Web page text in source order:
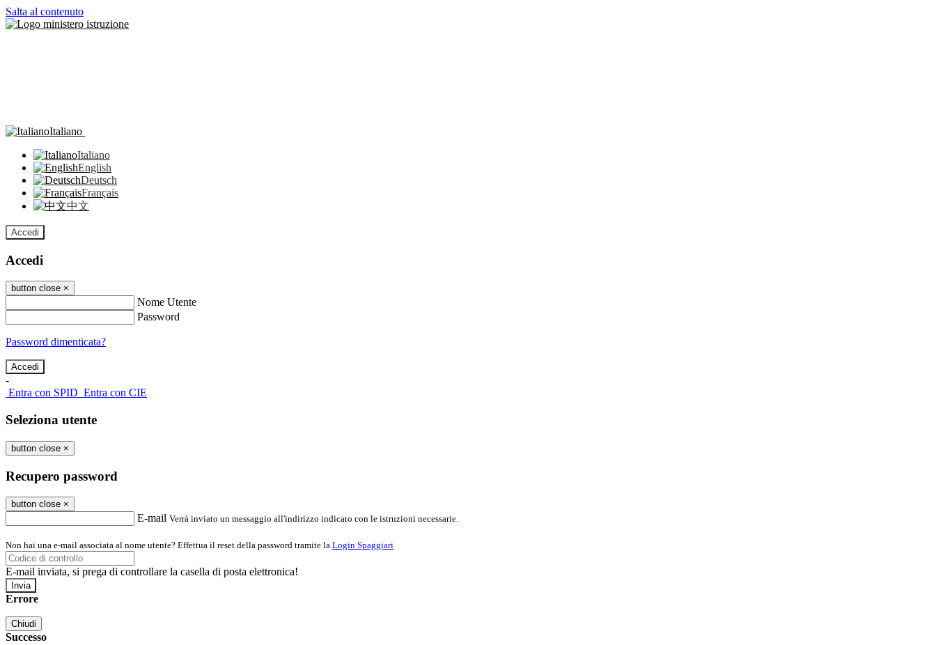
Salta al contenuto
Italiano
Italiano
English
Deutsch
Français
中文
Accedi
Accedi
button close ×
Nome Utente
Password
Password dimenticata?
-
Entra con SPID Entra con CIE
Seleziona utente
button close ×
Recupero password
button close ×
E-mail Verrà inviato un messaggio all'indirizzo indicato con le istruzioni necessarie.
Non hai una e-mail associata al nome utente? Effettua il reset della password tramite la Login Spaggiari
E-mail inviata, si prega di controllare la casella di posta elettronica!
Errore
Chiudi
Successo